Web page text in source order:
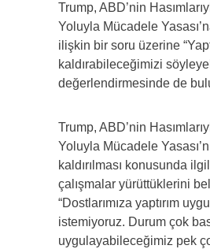
Trump, ABD’nin
Yoluyla Mücadele
ilişkin bir soru üzerine
kaldırabileceğimizi
değerlendirmesinde de
Trump, ABD’nin
Yoluyla Mücadele
kaldırılması konusunda
çalışmalar yürüttüklerini
“Dostlarımıza yaptırım
istemiyoruz. Durum çok
uygulayabileceğimiz pek